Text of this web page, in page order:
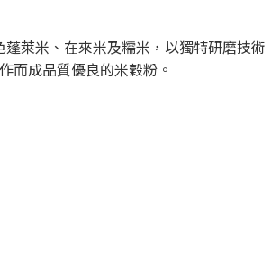
蓬萊米、在來米及糯米，以獨特研磨技術
而成品質優良的米穀粉。